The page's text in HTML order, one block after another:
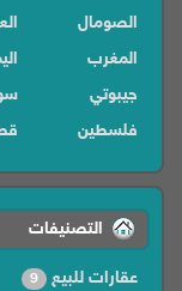
الصومال
المغرب
جيبوتي
فلسطين
ليبيا
التصنيفات
عقارات للبيع 9